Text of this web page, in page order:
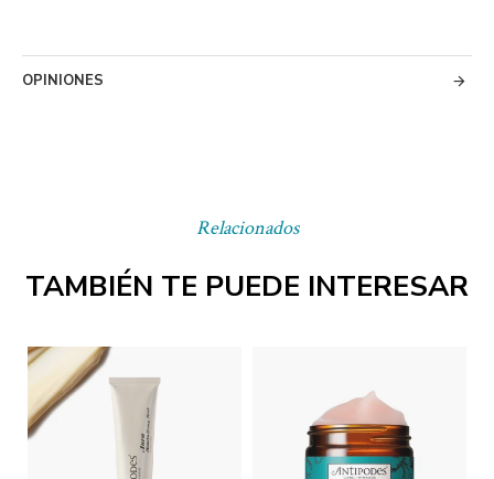
Relacionados
TAMBIÉN TE PUEDE INTERESAR
OPINIONES